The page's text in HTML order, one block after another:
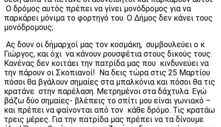
Ο δρόμος αυτός πρέπει να γίνει μονόδρομος για να
παρκάρει μόνιμα το φορτηγό του. Ο Δήμος δεν κάνει τους
μονόδρομους;
Ας δουν οι δήμαρχοί μας τον κοσμάκη, συμβουλεύει ο κ
Γιώργος, και όχι να κάνουν ρουσφέτια στους δικούς τους.
Κανένας δεν κοιτάει την πατρίδα μας που κινδυνεύει να
την πάρουν οι Σκοπιανοί! Να δεις τώρα στις 25 Μαρτίου
πόσοι θα βγάλουν σημαίες στα μπαλκόνια και πόσοι θα τις
κρατάνε στην παρέλαση. Μετρημένοι στα δάχτυλα. Εγώ
βάζω δύο σημαίες- βλέπεις το σπίτι μου είναι γωνιακό –
και πρέπει να φαίνονται από τον κάθε δρόμο. Τις κρατάω
τρεις μέρες. Για την πατρίδα μας πρέπει να τα δίνουμε